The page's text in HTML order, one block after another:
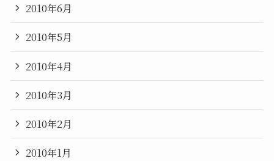
2010年6月
2010年5月
2010年4月
2010年3月
2010年2月
2010年1月